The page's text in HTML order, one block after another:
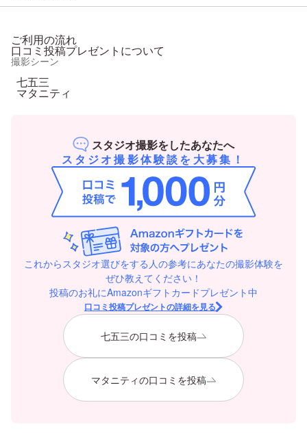
ご利用の流れ
口コミ投稿プレゼントについて
撮影シーン
七五三
マタニティ
スタジオ撮影をしたあなたへ
スタジオ撮影体験談を大募集！
これからスタジオ選びをする人の参考にあなたの撮影体験を
ぜひ教えてください！
投稿のお礼にAmazonギフトカードプレゼント中
口コミ投稿プレゼントの詳細を見る
七五三の口コミを投稿
マタニティの口コミを投稿